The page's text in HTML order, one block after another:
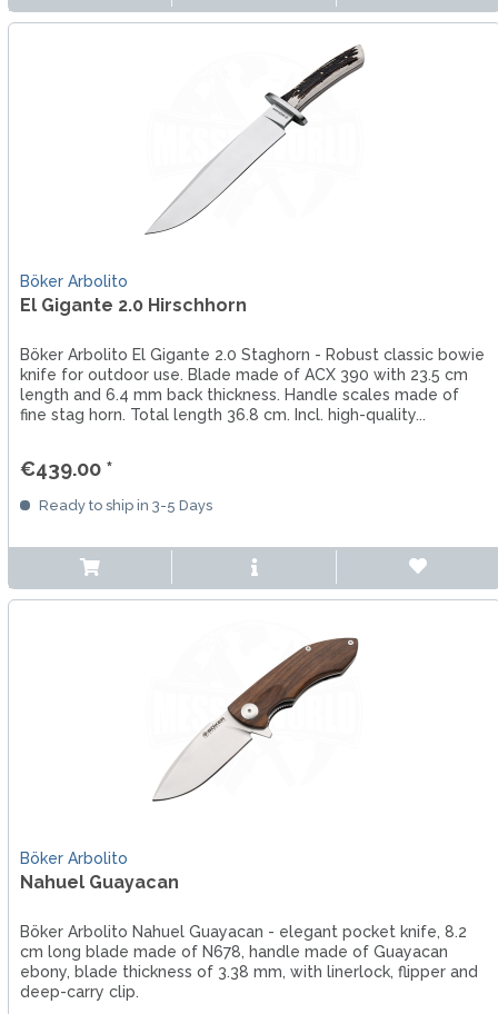
Böker Arbolito
El Gigante 2.0 Hirschhorn
Böker Arbolito El Gigante 2.0 Staghorn - Robust classic bowie
knife for outdoor use. Blade made of ACX 390 with 23.5 cm
length and 6.4 mm back thickness. Handle scales made of
fine stag horn. Total length 36.8 cm. Incl. high-quality...
€439.00 *
Ready to ship in 3-5 Days
Böker Arbolito
Nahuel Guayacan
Böker Arbolito Nahuel Guayacan - elegant pocket knife, 8.2
cm long blade made of N678, handle made of Guayacan
ebony, blade thickness of 3.38 mm, with linerlock, flipper and
deep-carry clip.